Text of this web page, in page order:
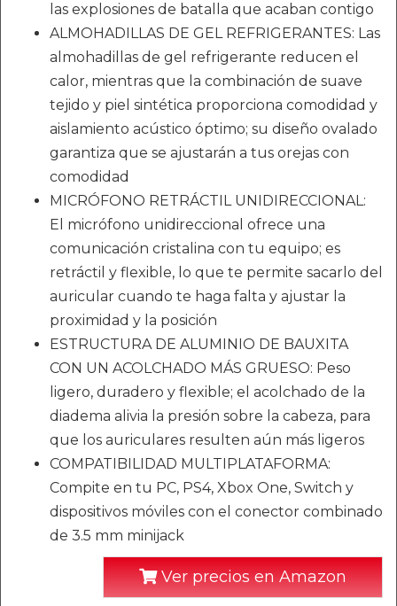
las explosiones de batalla que acaban contigo
ALMOHADILLAS DE GEL REFRIGERANTES: Las
almohadillas de gel refrigerante reducen el
calor, mientras que la combinación de suave
tejido y piel sintética proporciona comodidad y
aislamiento acústico óptimo; su diseño ovalado
garantiza que se ajustarán a tus orejas con
comodidad
MICRÓFONO RETRÁCTIL UNIDIRECCIONAL:
El micrófono unidireccional ofrece una
comunicación cristalina con tu equipo; es
retráctil y flexible, lo que te permite sacarlo del
auricular cuando te haga falta y ajustar la
proximidad y la posición
ESTRUCTURA DE ALUMINIO DE BAUXITA
CON UN ACOLCHADO MÁS GRUESO: Peso
ligero, duradero y flexible; el acolchado de la
diadema alivia la presión sobre la cabeza, para
que los auriculares resulten aún más ligeros
COMPATIBILIDAD MULTIPLATAFORMA:
Compite en tu PC, PS4, Xbox One, Switch y
dispositivos móviles con el conector combinado
de 3.5 mm minijack
Ver precios en Amazon